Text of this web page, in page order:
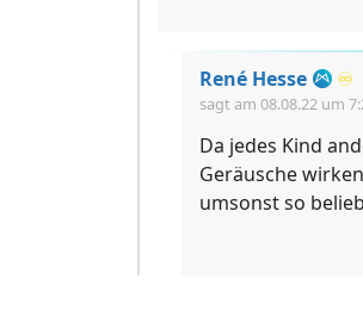
René Hesse ♾️
sagt am 08.08.22 um
Da jedes Kind
Geräusche
umsonst so